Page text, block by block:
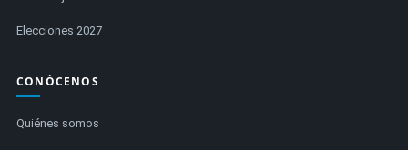
Elecciones 2027
CONÓCENOS
Quiénes somos